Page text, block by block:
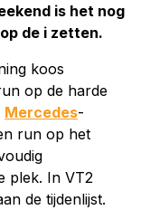
is het nog
de i zetten.
koos
op de harde
Mercedes-
run op het
plek. In VT2
de tijdenlijst.